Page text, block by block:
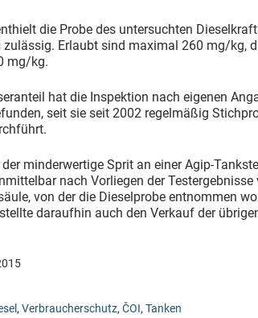
die Probe des untersuchten
zulässig. Erlaubt sind maximal 260 mg/kg,
mg/kg.
hat die Inspektion nach eigenen
seit sie seit 2002 regelmäßig
minderwertige Sprit an einer Agip-
nach Vorliegen der Testergebnisse
von der die Dieselprobe entnommen
daraufhin auch den Verkauf der
, Verbraucherschutz, ČOI, Tanken